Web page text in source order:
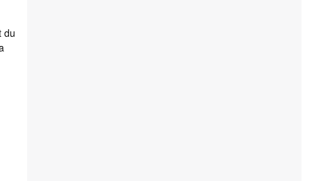
du